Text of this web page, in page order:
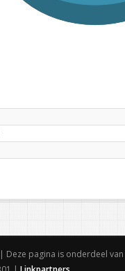
Deze pagina is onderdeel van